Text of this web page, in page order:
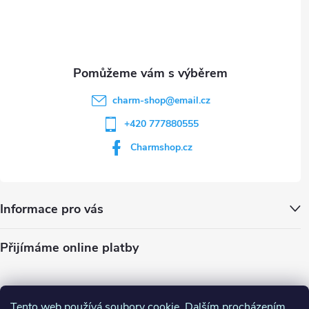
charm-shop@email.cz
+420 777880555
Charmshop.cz
Informace pro vás
Přijímáme online platby